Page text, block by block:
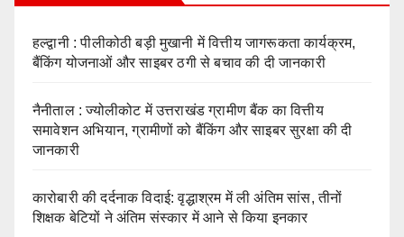
हल्द्वानी : पीलीकोठी बड़ी मुखानी में वित्तीय जागरूकता कार्यक्रम,
बैंकिंग योजनाओं और साइबर ठगी से बचाव की दी जानकारी
नैनीताल : ज्योलीकोट में उत्तराखंड ग्रामीण बैंक का वित्तीय
समावेशन अभियान, ग्रामीणों को बैंकिंग और साइबर सुरक्षा की दी
जानकारी
कारोबारी की दर्दनाक विदाई: वृद्धाश्रम में ली अंतिम सांस, तीनों
शिक्षक बेटियों ने अंतिम संस्कार में आने से किया इनकार